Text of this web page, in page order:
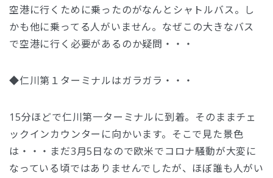
空港に行くために乗ったのがなんとシャトルバス。し
かも他に乗ってる人がいません。なぜこの大きなバス
で空港に行く必要があるのか疑問・・・
◆仁川第１ターミナルはガラガラ・・・
15分ほどで仁川第一ターミナルに到着。そのままチェ
ックインカウンターに向かいます。そこで見た景色
は・・・まだ3月5日なので欧米でコロナ騒動が大変に
なっている頃ではありませんでしたが、ほぼ誰も人がい